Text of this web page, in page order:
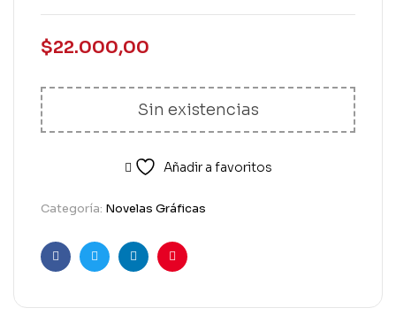
$22.000,00
Sin existencias
Añadir a favoritos
Categoría: Novelas Gráficas
FacebookTwitterLinkedinPinterest